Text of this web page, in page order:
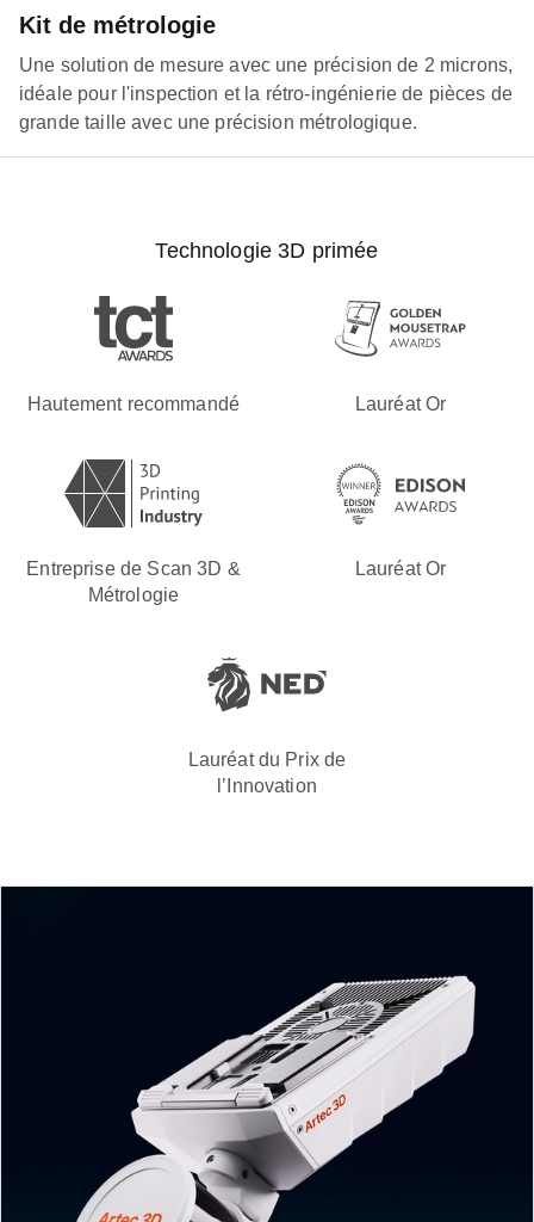
Kit de métrologie
Une solution de mesure avec une précision de 2 microns,
idéale pour l'inspection et la rétro-ingénierie de pièces de
grande taille avec une précision métrologique.
Technologie 3D primée
Hautement recommandé Lauréat Or
Entreprise de Scan 3D &
Métrologie
Lauréat Or
Lauréat du Prix de
l’Innovation